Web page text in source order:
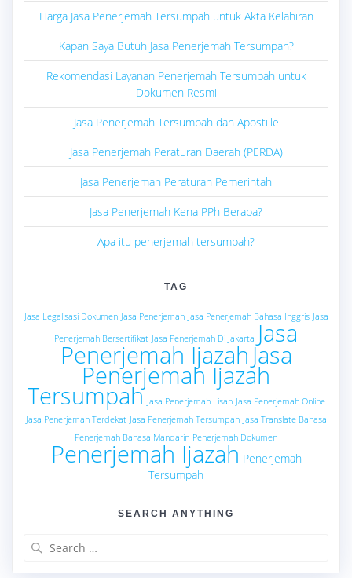
Harga Jasa Penerjemah Tersumpah untuk Akta Kelahiran
Kapan Saya Butuh Jasa Penerjemah Tersumpah?
Rekomendasi Layanan Penerjemah Tersumpah untuk
Dokumen Resmi
Jasa Penerjemah Tersumpah dan Apostille
Jasa Penerjemah Peraturan Daerah (PERDA)
Jasa Penerjemah Peraturan Pemerintah
Jasa Penerjemah Kena PPh Berapa?
Apa itu penerjemah tersumpah?
TAG
Jasa Legalisasi Dokumen Jasa Penerjemah Jasa Penerjemah Bahasa Inggris Jasa
Penerjemah Bersertifikat Jasa Penerjemah Di Jakarta Jasa
Penerjemah Ijazah Jasa
Penerjemah Ijazah
Tersumpah Jasa Penerjemah Lisan Jasa Penerjemah Online
Jasa Penerjemah Terdekat Jasa Penerjemah Tersumpah Jasa Translate Bahasa
Penerjemah Bahasa Mandarin Penerjemah Dokumen
Penerjemah Ijazah Penerjemah
Tersumpah
SEARCH ANYTHING